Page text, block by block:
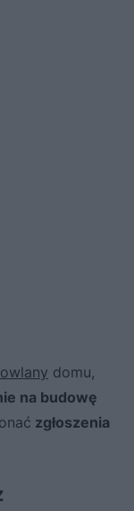
domu,
na budowę
zgłoszenia